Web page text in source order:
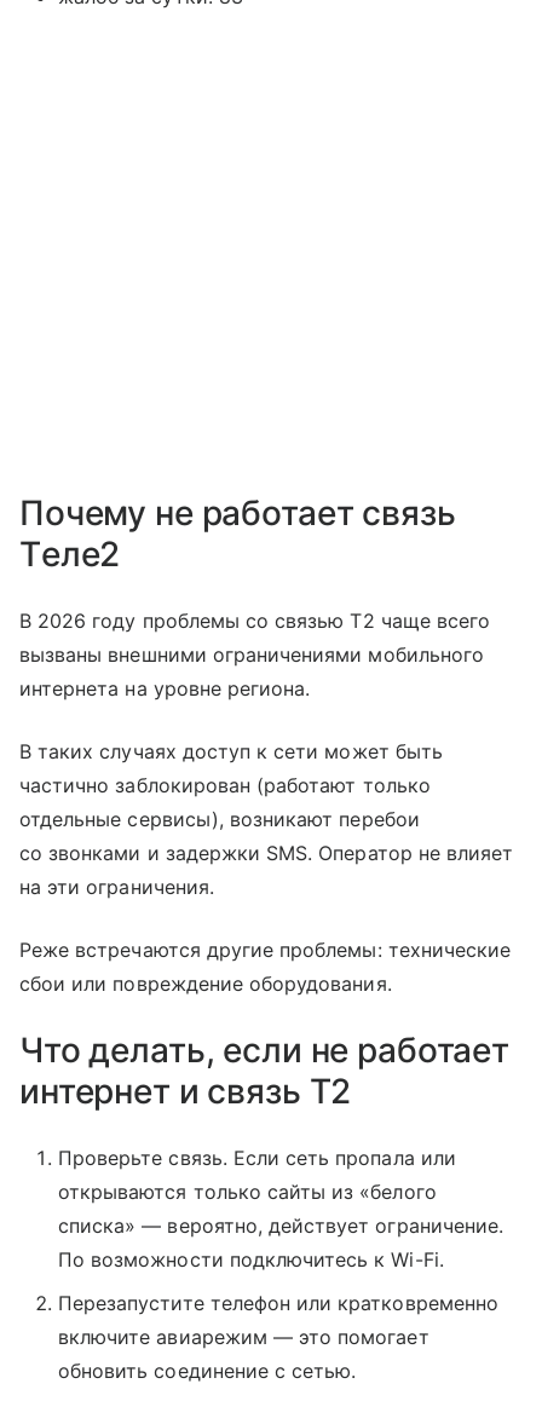
Почему не работает связь
Tеле2
В 2026 году проблемы со связью T2 чаще всего
вызваны внешними ограничениями мобильного
интернета на уровне региона.
В таких случаях доступ к сети может быть
частично заблокирован (работают только
отдельные сервисы), возникают перебои
со звонками и задержки SMS. Оператор не влияет
на эти ограничения.
Реже встречаются другие проблемы: технические
сбои или повреждение оборудования.
Что делать, если не работает
интернет и связь T2
Проверьте связь. Если сеть пропала или
открываются только сайты из «белого
списка» — вероятно, действует ограничение.
По возможности подключитесь к Wi-Fi.
Перезапустите телефон или кратковременно
включите авиарежим — это помогает
обновить соединение с сетью.